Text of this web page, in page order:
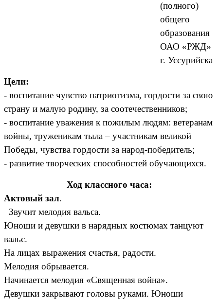
(полного)
общего
образования
ОАО «РЖД»
г. Уссурийска
Цели:
- воспитание чувство патриотизма, гордости за свою
страну и малую родину, за соотечественников;
- воспитание уважения к пожилым людям: ветеранам
войны, труженикам тыла – участникам великой
Победы, чувства гордости за народ-победитель;
- развитие творческих способностей обучающихся.
Ход классного часа:
Актовый зал.
Звучит мелодия вальса.
Юноши и девушки в нарядных костюмах танцуют
вальс.
На лицах выражения счастья, радости.
Мелодия обрывается.
Начинается мелодия «Священная война».
Девушки закрывают головы руками. Юноши